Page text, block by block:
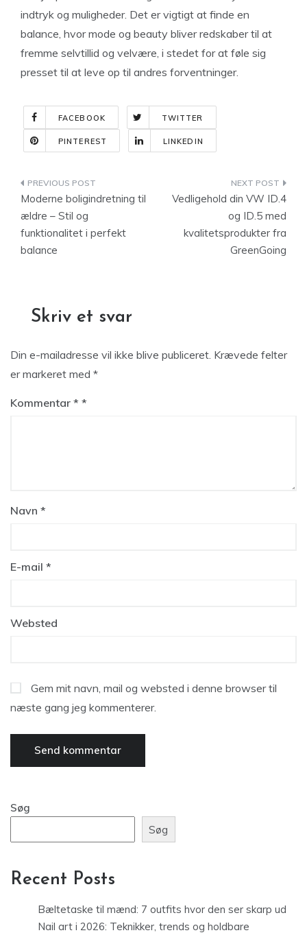
indtryk og muligheder. Det er vigtigt at finde en
balance, hvor mode og beauty bliver redskaber til at
fremme selvtillid og velvære, i stedet for at føle sig
presset til at leve op til andres forventninger.
FACEBOOK TWITTER
PINTEREST LINKEDIN
Indlægsnavigation
Moderne boligindretning til
ældre – Stil og
funktionalitet i perfekt
balance
Vedligehold din VW ID.4
og ID.5 med
kvalitetsprodukter fra
GreenGoing
Skriv et svar
Din e-mailadresse vil ikke blive publiceret. Krævede felter
er markeret med *
Kommentar *
Navn *
E-mail *
Websted
Gem mit navn, mail og websted i denne browser til
næste gang jeg kommenterer.
Søg
Søg
Recent Posts
Bæltetaske til mænd: 7 outfits hvor den ser skarp ud
Nail art i 2026: Teknikker, trends og holdbare